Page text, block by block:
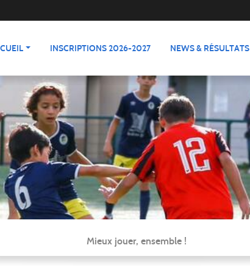
INSCRIPTIONS 2026-2027 NEWS & RÉSULTATS
Mieux jouer, ensemble !